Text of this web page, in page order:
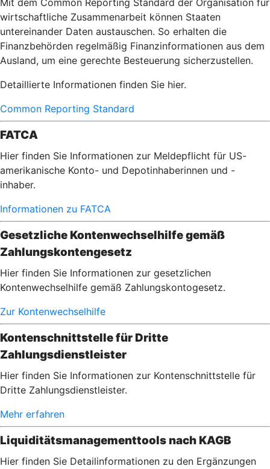
Mit dem Common Reporting Standard der Organisation für
wirtschaftliche Zusammenarbeit können Staaten
untereinander Daten austauschen. So erhalten die
Finanzbehörden regelmäßig Finanzinformationen aus dem
Ausland, um eine gerechte Besteuerung sicherzustellen.
Detaillierte Informationen finden Sie hier.
Common Reporting Standard
FATCA
Hier finden Sie Informationen zur Meldepflicht für US-
amerikanische Konto- und Depotinhaberinnen und -
inhaber.
Informationen zu FATCA
Gesetzliche Kontenwechselhilfe gemäß
Zahlungskontengesetz
Hier finden Sie Informationen zur gesetzlichen
Kontenwechselhilfe gemäß Zahlungskontogesetz.
Zur Kontenwechselhilfe
Kontenschnittstelle für Dritte
Zahlungsdienstleister
Hier finden Sie Informationen zur Kontenschnittstelle für
Dritte Zahlungsdienstleister.
Mehr erfahren
Liquiditätsmanagementtools nach KAGB
Hier finden Sie Detailinformationen zu den Ergänzungen